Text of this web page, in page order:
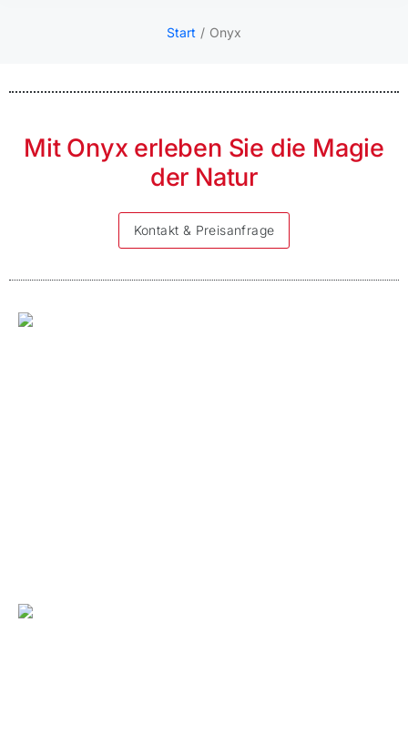
Sie
Start Onyx
Mit Onyx erleben Sie die Magie
der Natur
Kontakt & Preisanfrage